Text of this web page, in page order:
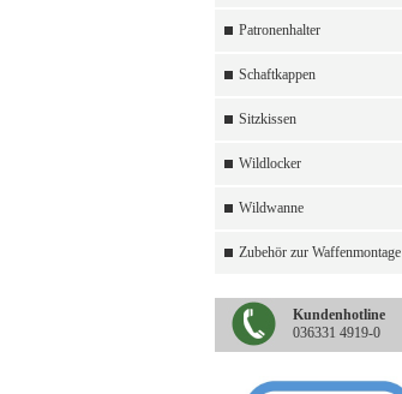
Patronenhalter
Schaftkappen
Sitzkissen
Wildlocker
Wildwanne
Zubehör zur Waffenmontage
Kundenhotline
036331 4919-0